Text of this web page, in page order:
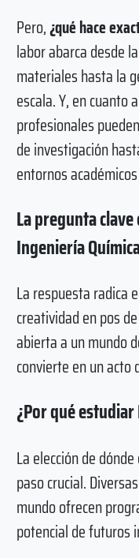
Pero,¿qué hace
labor abarca desde
materiales hasta la
escala. Y, en cuanto
profesionales
de investigación
entornos
La pregunta
Ingeniería
La respuesta radica
creatividad en pos
abierta a un mundo
convierte en un acto
¿Por qué
La elección de
paso crucial.
mundo ofrecen
potencial de futuros